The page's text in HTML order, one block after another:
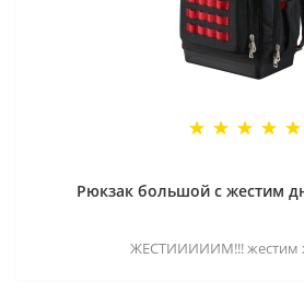
Рюкзак большой с жестим
ЖЕСТИИИИИМ!!! жестим